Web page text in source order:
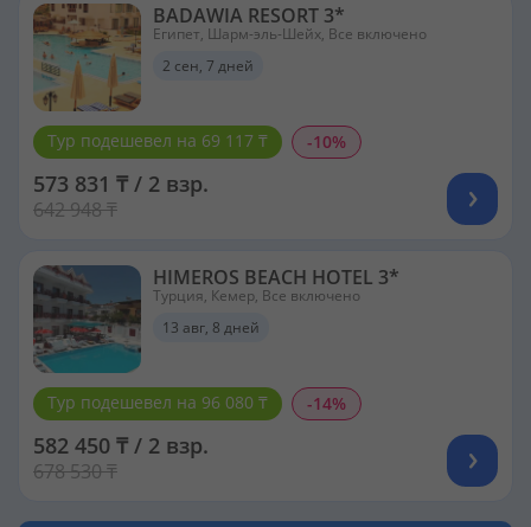
BADAWIA RESORT 3*
Египет, Шарм-эль-Шейх, Все включено
2 сен, 7 дней
Тур подешевел на 69 117 ₸ -10%
573 831 ₸ / 2 взр.
642 948 ₸
HIMEROS BEACH HOTEL 3*
Турция, Кемер, Все включено
13 авг, 8 дней
Тур подешевел на 96 080 ₸ -14%
582 450 ₸ / 2 взр.
678 530 ₸